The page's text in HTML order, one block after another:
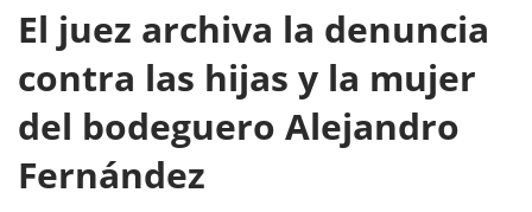
El juez archiva la denuncia
contra las hijas y la mujer
del bodeguero Alejandro
Fernández